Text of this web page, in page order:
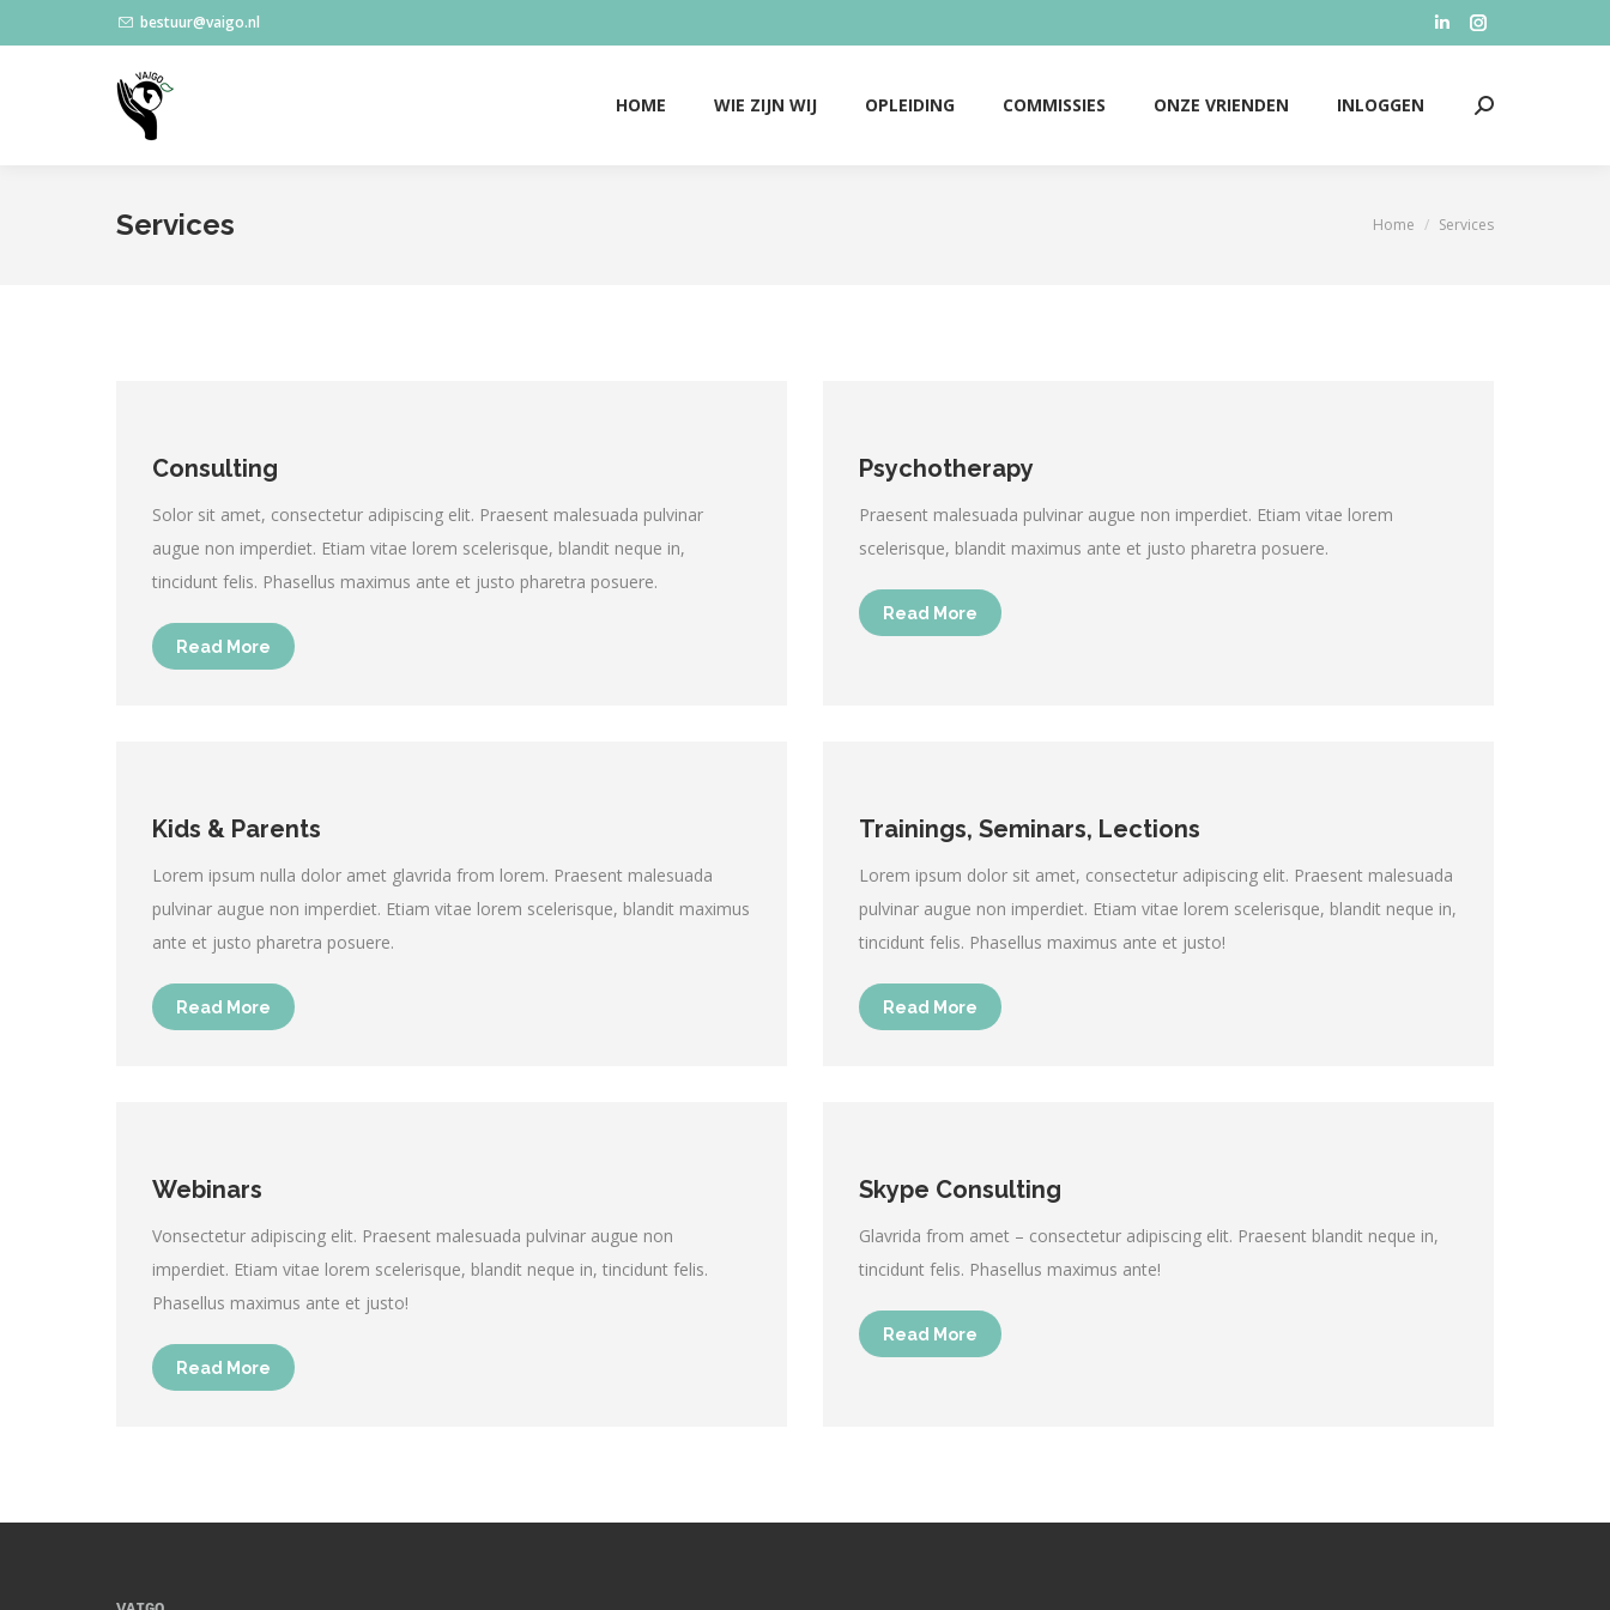
bestuur@vaigo.nl
Linkedin
opens
Instagram
opens
HOME WIE ZIJN WIJ OPLEIDING COMMISSIES ONZE VRIENDEN INLOGGEN Zoeken:
Services Je bent hier:
Home Services
Consulting
Solor sit amet, consectetur adipiscing elit. Praesent malesuada pulvinar
augue non imperdiet. Etiam vitae lorem scelerisque, blandit neque in,
tincidunt felis. Phasellus maximus ante et justo pharetra posuere.
Read More
Psychotherapy
Praesent malesuada pulvinar augue non imperdiet. Etiam vitae lorem
scelerisque, blandit maximus ante et justo pharetra posuere.
Read More
Kids & Parents
Lorem ipsum nulla dolor amet glavrida from lorem. Praesent malesuada
pulvinar augue non imperdiet. Etiam vitae lorem scelerisque, blandit maximus
ante et justo pharetra posuere.
Read More
Trainings, Seminars, Lections
Lorem ipsum dolor sit amet, consectetur adipiscing elit. Praesent malesuada
pulvinar augue non imperdiet. Etiam vitae lorem scelerisque, blandit neque in,
tincidunt felis. Phasellus maximus ante et justo!
Read More
Webinars
Vonsectetur adipiscing elit. Praesent malesuada pulvinar augue non
imperdiet. Etiam vitae lorem scelerisque, blandit neque in, tincidunt felis.
Phasellus maximus ante et justo!
Read More
Skype Consulting
Glavrida from amet – consectetur adipiscing elit. Praesent blandit neque in,
tincidunt felis. Phasellus maximus ante!
Read More
HOME WIE ZIJN WIJ OPLEIDING COMMISSIES ONZE VRIENDEN INLOGGEN Zoeken: